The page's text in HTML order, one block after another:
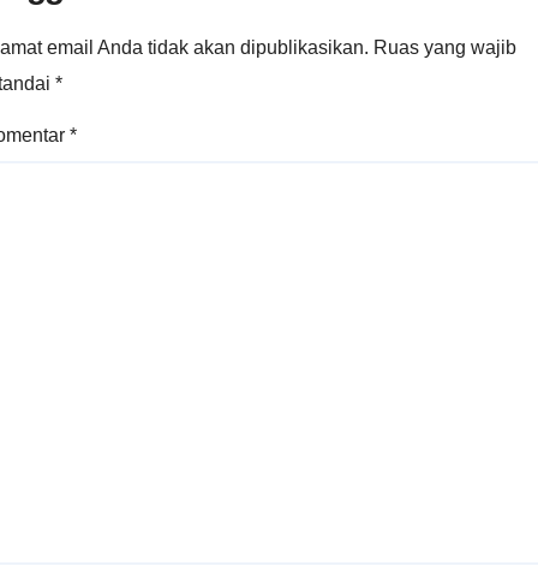
email Anda tidak akan dipublikasikan. Ruas yang wajib
*
*